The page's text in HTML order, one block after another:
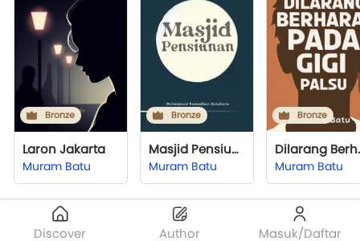
Discover Author Masuk/Daftar
Bronze
Laron Jakarta
Muram Batu
Bronze
Masjid Pensiunan
Muram Batu
Bronze
Muram Batu